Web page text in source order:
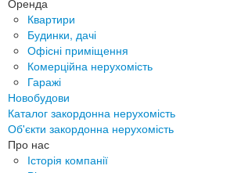
Квартири
Будинки, дачі
Офісні приміщення
Комерційна нерухомість
Гаражі
Новобудови
Каталог закордонна нерухомість
Об'єкти закордонна нерухомість
Про нас
Історія компанії